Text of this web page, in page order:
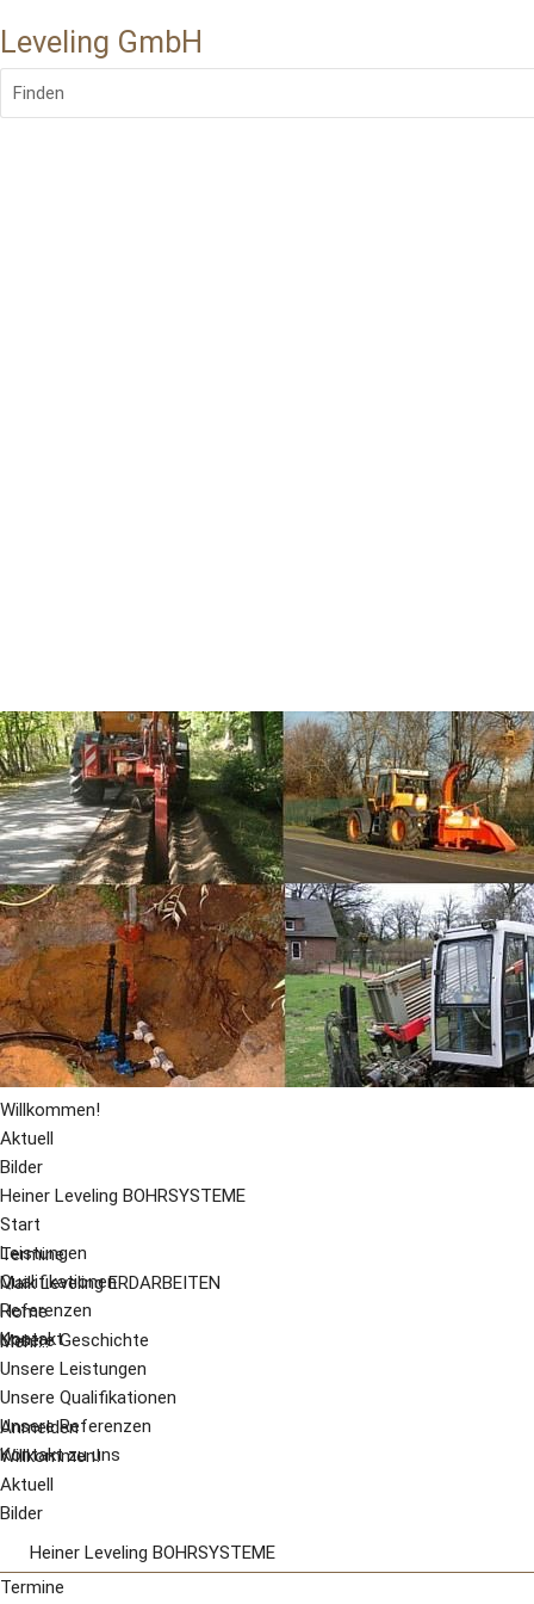
Leveling GmbH
Finden
Willkommen!
Aktuell
Bilder
Heiner Leveling BOHRSYSTEME
Start
Leistungen
Qualifikationen
Referenzen
Kontakt
Termine
Maik Leveling ERDARBEITEN
Home
Unsere Geschichte
Unsere Leistungen
Unsere Qualifikationen
Unsere Referenzen
Kontakt zu uns
Mehr...
Anmelden
Willkommen!
Aktuell
Bilder
Heiner Leveling BOHRSYSTEME
Start
Termine